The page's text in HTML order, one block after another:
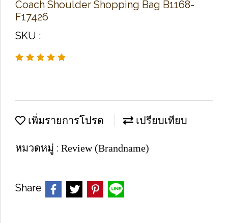
Coach Shoulder Shopping Bag B1168-
F17426
SKU :
เพิ่มรายการโปรด เปรียบเทียบ
หมวดหมู่ : Review (Brandname)
Share